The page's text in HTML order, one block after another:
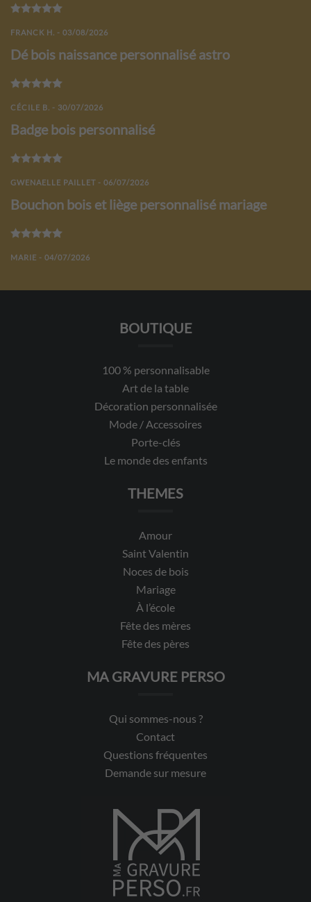
FRANCK H. - 03/08/2026
Dé bois naissance personnalisé astro
CÉCILE B. - 30/07/2026
Badge bois personnalisé
GWENAELLE PAILLET - 06/07/2026
Bouchon bois et liège personnalisé mariage
MARIE - 04/07/2026
BOUTIQUE
100 % personnalisable
Art de la table
Décoration personnalisée
Mode / Accessoires
Porte-clés
Le monde des enfants
THEMES
Amour
Saint Valentin
Noces de bois
Mariage
À l’école
Fête des mères
Fête des pères
MA GRAVURE PERSO
Qui sommes-nous ?
Contact
Questions fréquentes
Demande sur mesure